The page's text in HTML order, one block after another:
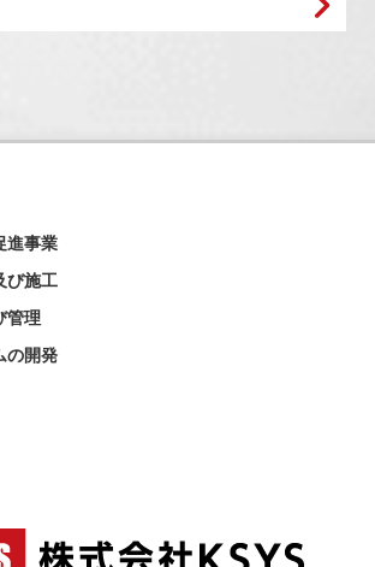
進事業
び施工
管理
の開発